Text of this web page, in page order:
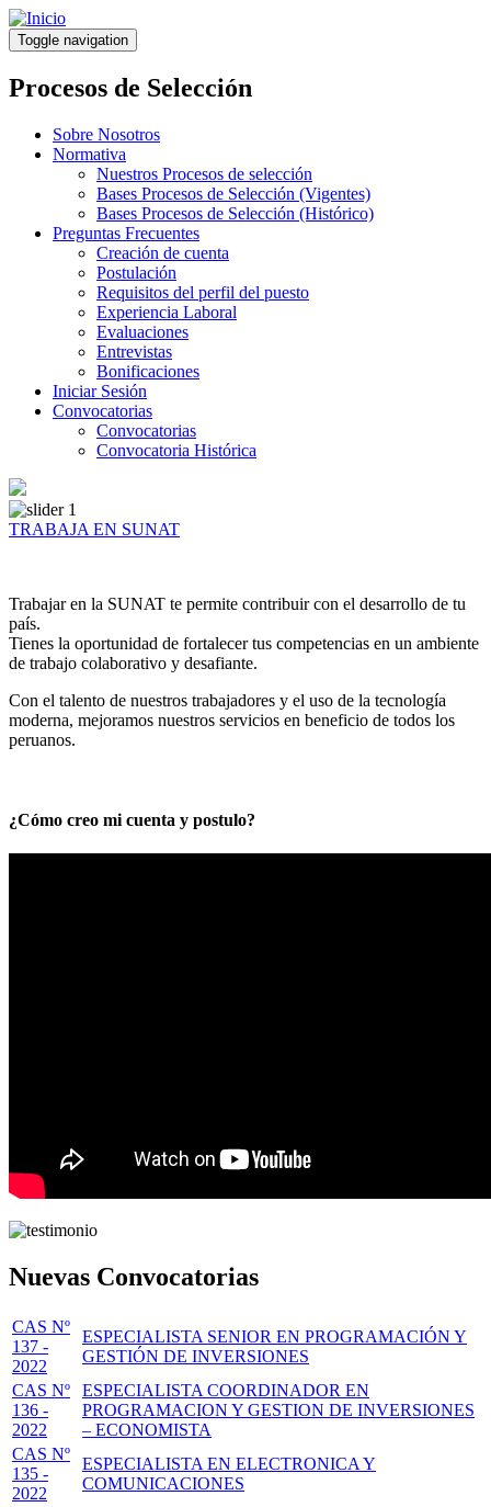
Pasar
al
contenido
principal
Toggle navigation
Procesos de Selección
Sobre Nosotros
Normativa
Nuestros Procesos de selección
Bases Procesos de Selección (Vigentes)
Bases Procesos de Selección (Histórico)
Preguntas Frecuentes
Creación de cuenta
Postulación
Requisitos del perfil del puesto
Experiencia Laboral
Evaluaciones
Entrevistas
Bonificaciones
Iniciar Sesión
Convocatorias
Convocatorias
Convocatoria Histórica
TRABAJA EN SUNAT
Trabajar en la SUNAT te permite contribuir con el desarrollo de tu
país.
Tienes la oportunidad de fortalecer tus competencias en un ambiente
de trabajo colaborativo y desafiante.
Con el talento de nuestros trabajadores y el uso de la tecnología
moderna, mejoramos nuestros servicios en beneficio de todos los
peruanos.
¿Cómo creo mi cuenta y postulo?
Nuevas Convocatorias
CAS Nº
137 -
2022
ESPECIALISTA SENIOR EN PROGRAMACIÓN Y
GESTIÓN DE INVERSIONES
CAS Nº
136 -
2022
ESPECIALISTA COORDINADOR EN
PROGRAMACION Y GESTION DE INVERSIONES
– ECONOMISTA
CAS Nº
135 -
2022
ESPECIALISTA EN ELECTRONICA Y
COMUNICACIONES